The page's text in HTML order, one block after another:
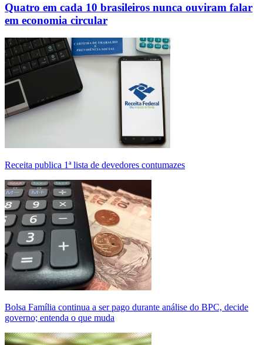
Quatro em cada 10 brasileiros nunca ouviram falar
em economia circular
Receita publica 1ª lista de devedores contumazes
Bolsa Família continua a ser pago durante análise do BPC, decide
governo; entenda o que muda